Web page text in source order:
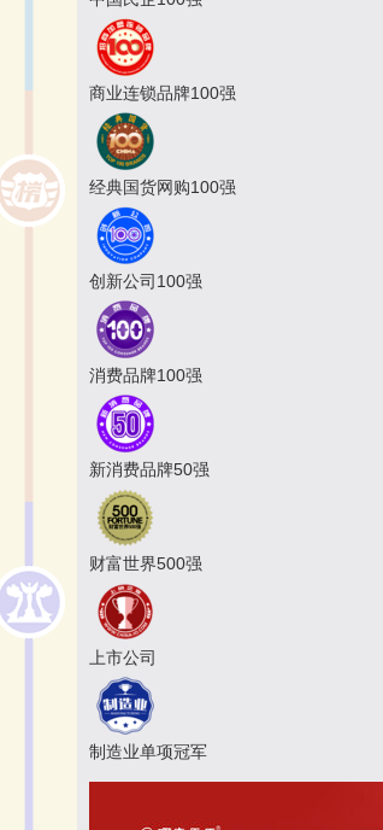
商业连锁品牌100强
经典国货网购100强
创新公司100强
消费品牌100强
新消费品牌50强
财富世界500强
上市公司
制造业单项冠军